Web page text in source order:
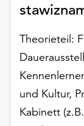
Theorieteil:
und Kultur,
Kabinett